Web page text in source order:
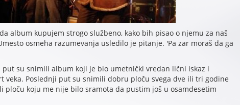
album kupujem strogo službeno, kako bih pisao o njemu za naš
osmeha razumevanja usledilo je pitanje. 'Pa zar moraš da ga
put su snimili album koji je bio umetnički vredan lični iskaz i
veka. Poslednji put su snimili dobru ploču svega dve ili tri godine
ploču koju me nije bilo sramota da pustim još u osamdesetim